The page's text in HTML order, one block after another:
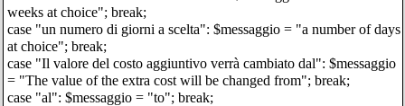
weeks at choice"; break;
case "un numero di giorni a scelta": $messaggio = "a number of days
at choice"; break;
case "Il valore del costo aggiuntivo verrà cambiato dal": $messaggio
= "The value of the extra cost will be changed from"; break;
case "al": $messaggio = "to"; break;